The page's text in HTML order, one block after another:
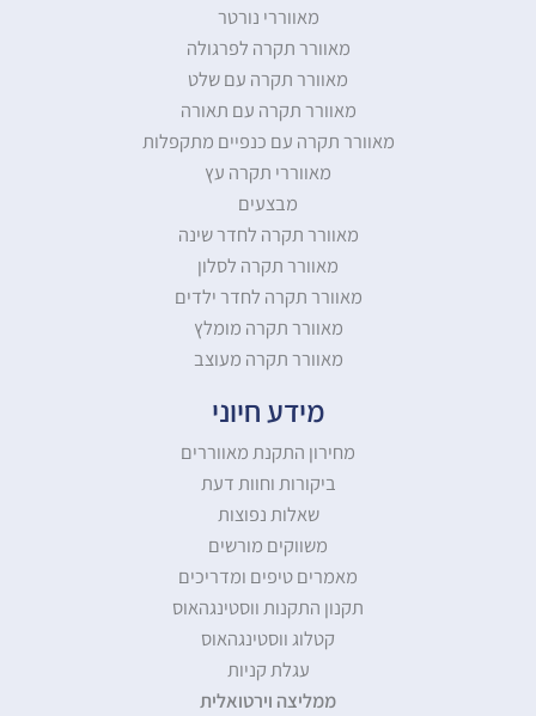
מאווררי נורטר
מאוורר תקרה לפרגולה
מאוורר תקרה עם שלט
מאוורר תקרה עם תאורה
מאוורר תקרה עם כנפיים מתקפלות
מאווררי תקרה עץ
מבצעים
מאוורר תקרה לחדר שינה
מאוורר תקרה לסלון
מאוורר תקרה לחדר ילדים
מאוורר תקרה מומלץ
מאוורר תקרה מעוצב
מידע חיוני
מחירון התקנת מאווררים
ביקורות וחוות דעת
שאלות נפוצות
משווקים מורשים
מאמרים טיפים ומדריכים
תקנון התקנות ווסטינגהאוס
קטלוג ווסטינגהאוס
עגלת קניות
ממליצה וירטואלית